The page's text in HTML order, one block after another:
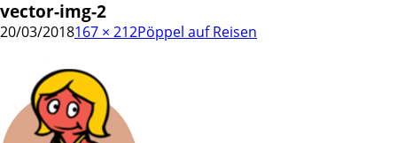
vector-img-2
20/03/2018167 × 212Pöppel auf Reisen